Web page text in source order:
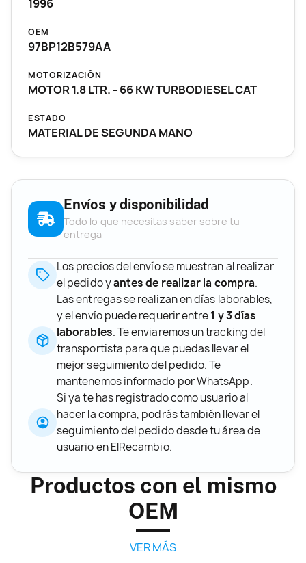
1996
OEM
97BP12B579AA
MOTORIZACIÓN
MOTOR 1.8 LTR. - 66 KW TURBODIESEL CAT
ESTADO
MATERIAL DE SEGUNDA MANO
Envíos y disponibilidad
Todo lo que necesitas saber sobre tu
entrega
Los precios del envío se muestran al realizar
el pedido yantes de realizar la compra.
Las entregas se realizan en días laborables,
y el envío puede requerir entre1 y 3 días
laborables. Te enviaremos un tracking del
transportista para que puedas llevar el
mejor seguimiento del pedido. Te
mantenemos informado por WhatsApp.
Si ya te has registrado como usuario al
hacer la compra, podrás también llevar el
seguimiento del pedido desde tu área de
usuario en ElRecambio.
Productos con el mismo
OEM
VER MÁS